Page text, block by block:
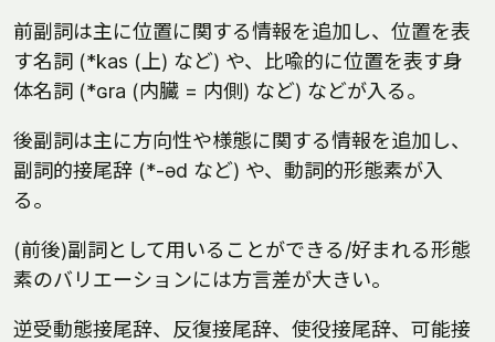
前副詞は主に位置に関する情報を追加し、位置を表
す名詞 (*kas (上) など) や、比喩的に位置を表す身
体名詞 (*ɢra (内臓 = 内側) など) などが入る。
後副詞は主に方向性や様態に関する情報を追加し、
副詞的接尾辞 (*-əd など) や、動詞的形態素が入
る。
(前後)副詞として用いることができる/好まれる形態
素のバリエーションには方言差が大きい。
逆受動態接尾辞、反復接尾辞、使役接尾辞、可能接